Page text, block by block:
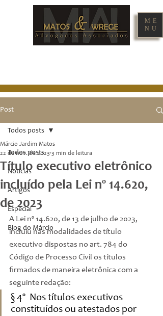
ME
NU
Post
Todos posts
Notícias
Artigos
Especial
Blog do Márcio
Todos posts
Título executivo eletrônico
incluído pela Lei nº 14.620,
de 2023
Márcio Jardim Matos
22 de nov. de 2023 3 min de leitura
A Lei nº 14.620, de 13 de julho de 2023,
incluiu nas modalidades de título
executivo dispostas no art. 784 do
Código de Processo Civil os títulos
firmados de maneira eletrônica com a
seguinte redação:
§ 4º  Nos títulos executivos
constituídos ou atestados por